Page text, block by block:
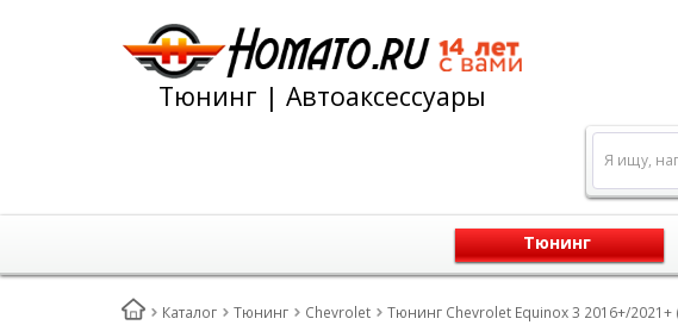
Тюнинг | Автоаксессуары
Я ищу,
Тюнинг
Каталог Тюнинг Chevrolet
Тюнинг Chevrolet Equinox 3 2016+/